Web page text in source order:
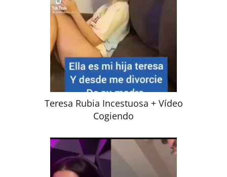
Teresa Rubia Incestuosa + Vídeo
Cogiendo